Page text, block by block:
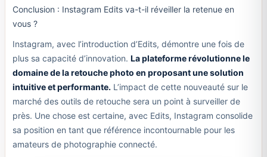
Conclusion : Instagram Edits va-t-il réveiller la retenue en
vous ?
Instagram, avec l’introduction d’Edits, démontre une fois de
plus sa capacité d’innovation. La plateforme révolutionne le
domaine de la retouche photo en proposant une solution
intuitive et performante. L’impact de cette nouveauté sur le
marché des outils de retouche sera un point à surveiller de
près. Une chose est certaine, avec Edits, Instagram consolide
sa position en tant que référence incontournable pour les
amateurs de photographie connecté.